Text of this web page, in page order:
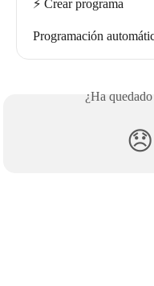
⚡️ Crear programa
Programación
¿Ha
😞